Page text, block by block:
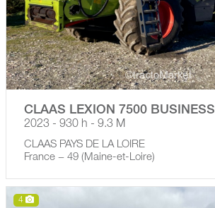
CLAAS LEXION 7500 BUSINESS
2023 - 930 h - 9.3 M
CLAAS PAYS DE LA LOIRE
France − 49 (Maine-et-Loire)
4